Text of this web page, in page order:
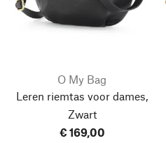
O My Bag
Leren riemtas voor dames,
Zwart
€ 169,00